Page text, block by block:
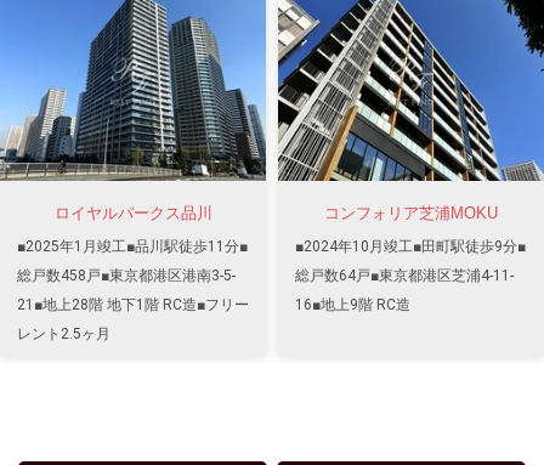
ロイヤルパークス品川
■2025年1月竣工■品川駅徒歩11分■
総戸数458戸■東京都港区港南3-5-
21■地上28階 地下1階 RC造■フリー
レント2.5ヶ月
コンフォリア芝浦MOKU
■2024年10月竣工■田町駅徒歩9分■
総戸数64戸■東京都港区芝浦4-11-
16■地上9階 RC造